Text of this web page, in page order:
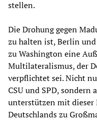
stellen.
Die Drohung gegen
zu halten ist, Berlin
zu Washington eine
Multilateralismus, der
verpflichtet sei. Nicht
CSU und SPD, sondern
unterstützen mit dieser
Deutschlands zu